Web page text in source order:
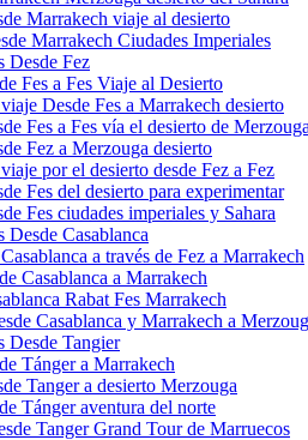
Marrakech viaje al desierto
Marrakech Ciudades Imperiales
Desde Fez
Fes a Fes Viaje al Desierto
Desde Fes a Marrakech desierto
Fes a Fes vía el desierto de
Fez a Merzouga desierto
por el desierto desde Fez a Fez
Fes del desierto para experimentar
Fes ciudades imperiales y Sahara
Desde Casablanca
a través de Fez a Marrakech
Casablanca a Marrakech
Rabat Fes Marrakech
Casablanca y Marrakech a
Desde Tangier
Tánger a Marrakech
Tanger a desierto Merzouga
Tánger aventura del norte
Tanger Grand Tour de Marruecos